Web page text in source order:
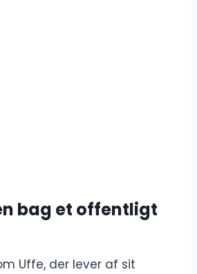
bag et offentligt
Uffe, der lever af sit